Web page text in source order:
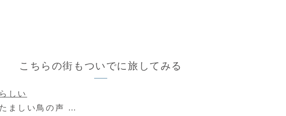
こちらの街もついでに旅してみる
しい
ましい鳥の声 …